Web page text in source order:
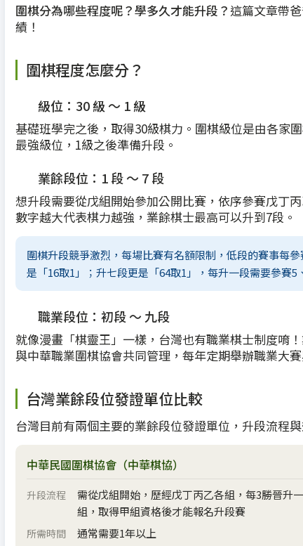
圍棋分為哪些程度呢？學多久才能升段？ 這篇文章帶
績！
圍棋程度怎麼分？
級位：30 級 ～ 1 級
基礎班學完之後，取得30級棋力。圍棋級位是由各家
最強級位，1級之後準備升段。
業餘段位：1 段 ～ 7 段
想升段需要從戊組開始參加公開比賽，依序參賽戊丁
數字越大代表棋力越強，業餘棋士最高可以升到7段。
圍棋升段競爭激烈，每場比賽有名額限制，低段的賽事每
是「16取1」；升七段更是「64取1」，每升一段需要參賽
職業段位：初段 ～ 九段
就像漫畫「棋靈王」一樣，台灣也有職業棋士制度唷
與中華職業圍棋協會共同管理，每年定期舉辦職業大
台灣業餘段位發證單位比較
台灣目前有兩個主要的業餘段位發證單位，升段流程
中華民國圍棋協會（中華棋協）
升段流程
需從戊組開始，歷經戊丁丙乙各組，每3勝晉升一
組，取得甲組資格後才能報名升段賽
所需時間 通常需要1年以上